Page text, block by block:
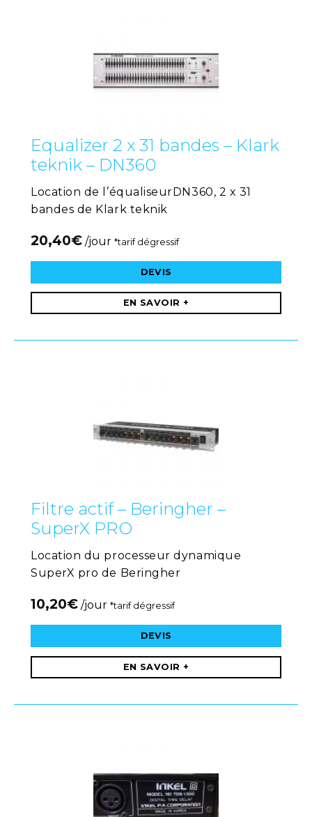
Equalizer 2 x 31 bandes – Klark
teknik – DN360
Location de l’équaliseurDN360, 2 x 31
bandes de Klark teknik
20,40€ /jour *tarif dégressif
DEVIS
EN SAVOIR +
Filtre actif – Beringher –
SuperX PRO
Location du processeur dynamique
SuperX pro de Beringher
10,20€ /jour *tarif dégressif
DEVIS
EN SAVOIR +